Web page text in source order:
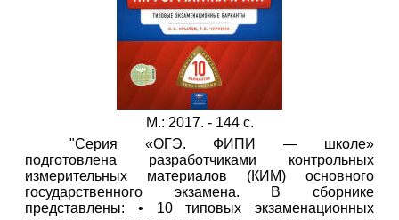
М.: 2017. - 144 с.
"Серия «ОГЭ. ФИПИ — школе»
подготовлена разработчиками контрольных
измерительных материалов (КИМ) основного
государственного экзамена. В сборнике
представлены: • 10 типовых экзаменационных